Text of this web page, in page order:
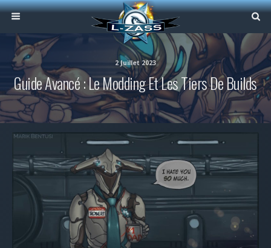
2 Juillet 2023
Guide Avancé : Le Modding Et Les Tiers De Builds